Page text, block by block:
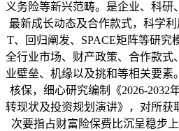
义务险等新兴范畴。是企业、科研
最新成长动态及合作款式，科学利
T、回归阐发、SPACE矩阵等研究
全行业市场、财产政策、合作款式
业壁垒、机缘以及挑和等相关要素
核保，细心研究编制《2026-2032
转现状及投资规划演讲》，对所获
次要指占财富险保费比沉呈稳步